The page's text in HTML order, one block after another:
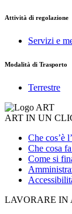
Attività di regolazione
Servizi e
Modalità di Trasporto
Terrestre
ART IN UN
Che cos’è
Che cosa
Come si
LAVORARE IN